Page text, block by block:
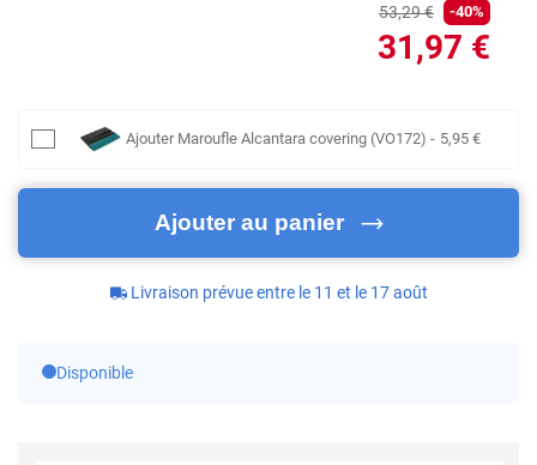
53,29€ -40%
31 ,97 €
Ajouter Maroufle Alcantara covering (VO172) - 5,95 €
Ajouter au panier
Livraison prévue entre le 11 et le 17 août
Disponible